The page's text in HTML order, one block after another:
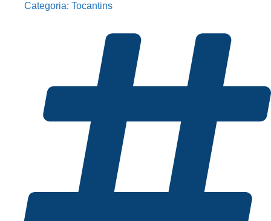
Categoria: Tocantins